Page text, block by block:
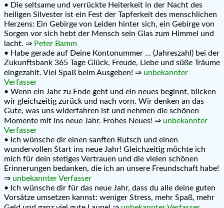
• Die seltsame und verrückte Heiterkeit in der Nacht des
heiligen Silvester ist ein Fest der Tapferkeit des menschlichen
Herzens: Ein Gebirge von Leiden hinter sich, ein Gebirge von
Sorgen vor sich hebt der Mensch sein Glas zum Himmel und
lacht. ⇒ Peter Bamm
• Habe gerade auf Deine Kontonummer … (Jahreszahl) bei der
Zukunftsbank 365 Tage Glück, Freude, Liebe und süße Träume
eingezahlt. Viel Spaß beim Ausgeben! ⇒ unbekannter
Verfasser
• Wenn ein Jahr zu Ende geht und ein neues beginnt, blicken
wir gleichzeitig zurück und nach vorn. Wir denken an das
Gute, was uns widerfahren ist und nehmen die schönen
Momente mit ins neue Jahr. Frohes Neues! ⇒ unbekannter
Verfasser
• Ich wünsche dir einen sanften Rutsch und einen
wundervollen Start ins neue Jahr! Gleichzeitig möchte ich
mich für dein stetiges Vertrauen und die vielen schönen
Erinnerungen bedanken, die ich an unsere Freundschaft habe!
⇒ unbekannter Verfasser
• Ich wünsche dir für das neue Jahr, dass du alle deine guten
Vorsätze umsetzen kannst: weniger Stress, mehr Spaß, mehr